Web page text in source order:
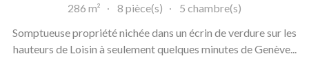
286 m² 8 pièce(s)
5 chambre(s)
Somptueuse propriété nichée dans un écrin de verdure sur les
hauteurs de Loisin à seulement quelques minutes de Genève...